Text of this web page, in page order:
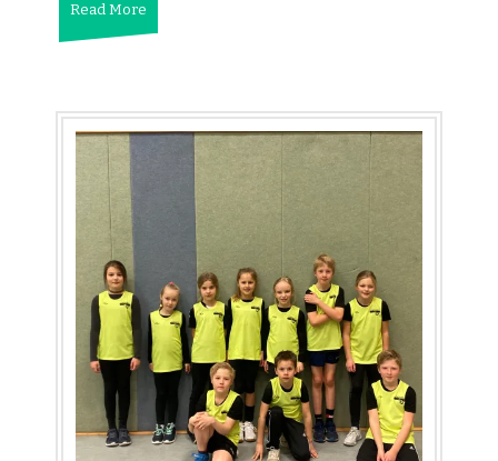
Read More